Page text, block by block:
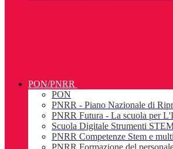
PON/PNRR
PON
PNRR - Piano Nazionale di
PNRR Futura - La scuola per
Scuola Digitale Strumenti
PNRR Competenze Stem e